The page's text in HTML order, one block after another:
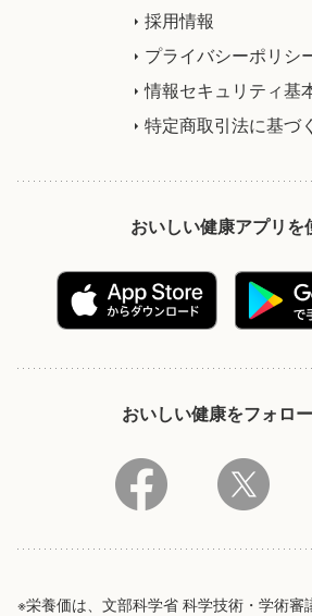
採用情報
プライバシーポリシ
情報セキュリティ基
特定商取引法に基づ
おいしい健康アプリを
おいしい健康をフォロ
※栄養価は、文部科学省 科学技術・学術審